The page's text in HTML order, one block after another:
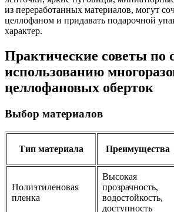
из переработанных материалов, могут
целлофаном и придавать подарочной
характер.
Практические советы по
использованию
целлофановых оберток
Выбор материалов
Тип материала Преимущества
Полиэтиленовая
пленка
Высокая
прозрачность,
водостойкость,
доступность